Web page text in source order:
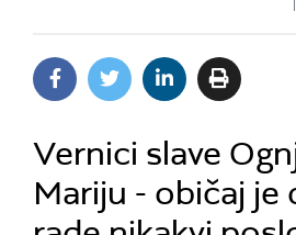
Vernici slave
Mariju - običaj je